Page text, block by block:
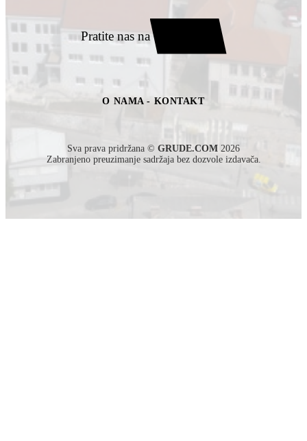
Pratite nas na
O NAMA - KONTAKT
Sva prava pridržana © GRUDE.COM 2026
Zabranjeno preuzimanje sadržaja bez dozvole izdavača.